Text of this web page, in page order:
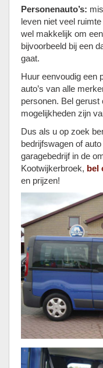
Personenauto’s:
leven niet veel
wel makkelijk om
bijvoorbeeld bij een
gaat.
Huur eenvoudig een
auto’s van alle
personen. Bel gerust
mogelijkheden zijn
Dus als u op zoek
bedrijfswagen of
garagebedrijf in de
Kootwijkerbroek, bel
en prijzen!